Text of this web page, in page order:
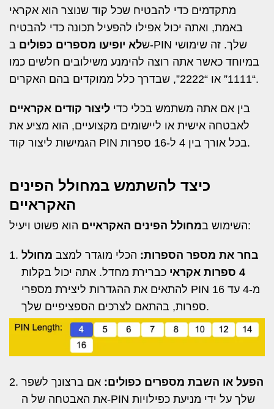
מתקדמים כדי להבטיח שכל קוד שנוצר הוא אקראי
באמת, ואתה יכול אפילו להפעיל תכונה כדי להבטיח
שלא יופיעו מספרים כפולים ב-PIN שלך. זה שימושי
במיוחד כאשר אתה רוצה להימנע משילובים חלשים כמו
“1111” או “2222”, שבדרך כלל ממוקדים בהם האקרים.
בין אם אתה משתמש בכלי כדי ליצור קודים אקראיים
לאבטחה אישית או ליישומים מקצועיים, הוא מציע את
הגמישות ליצור קוד PIN בכל אורך בין 4 ל-16 ספרות.
כיצד להשתמש במחולל הפינים
האקראיים
השימוש במחולל הפינים האקראיים הוא פשוט ויעיל:
בחר את מספר הספרות: הכלי מוגדר למצב מחולל
4 ספרות אקראי
כברירת מחדל. אתה יכול בקלות
להתאים את ההגדרות ליצירת מספרי PIN מ-4 עד 16
ספרות, בהתאם לצרכים הספציפיים שלך.
הפעל או השבת מספרים כפולים: אם ברצונך לשפר
את האבטחה של ה-PIN שלך על ידי מניעת כפילויות